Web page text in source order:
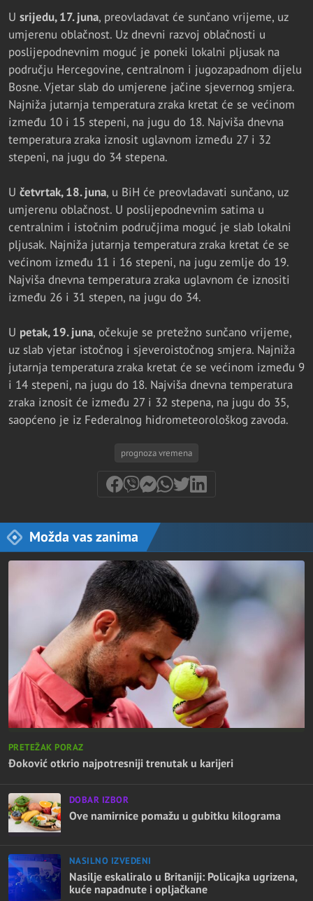
U srijedu, 17. juna, preovladavat će sunčano vrijeme, uz
umjerenu oblačnost. Uz dnevni razvoj oblačnosti u
poslijepodnevnim moguć je poneki lokalni pljusak na
području Hercegovine, centralnom i jugozapadnom dijelu
Bosne. Vjetar slab do umjerene jačine sjevernog smjera.
Najniža jutarnja temperatura zraka kretat će se većinom
između 10 i 15 stepeni, na jugu do 18. Najviša dnevna
temperatura zraka iznosit uglavnom između 27 i 32
stepeni, na jugu do 34 stepena.
U četvrtak, 18. juna, u BiH će preovladavati sunčano, uz
umjerenu oblačnost. U poslijepodnevnim satima u
centralnim i istočnim područjima moguć je slab lokalni
pljusak. Najniža jutarnja temperatura zraka kretat će se
većinom između 11 i 16 stepeni, na jugu zemlje do 19.
Najviša dnevna temperatura zraka uglavnom će iznositi
između 26 i 31 stepen, na jugu do 34.
U petak, 19. juna, očekuje se pretežno sunčano vrijeme,
uz slab vjetar istočnog i sjeveroistočnog smjera. Najniža
jutarnja temperatura zraka kretat će se većinom između 9
i 14 stepeni, na jugu do 18. Najviša dnevna temperatura
zraka iznosit će između 27 i 32 stepena, na jugu do 35,
saopćeno je iz Federalnog hidrometeorološkog zavoda.
prognoza vremena
Možda vas zanima
PRETEŽAK PORAZ
Đoković otkrio najpotresniji trenutak u karijeri
DOBAR IZBOR
Ove namirnice pomažu u gubitku kilograma
NASILNO IZVEDENI
Nasilje eskaliralo u Britaniji: Policajka ugrizena,
kuće napadnute i opljačkane